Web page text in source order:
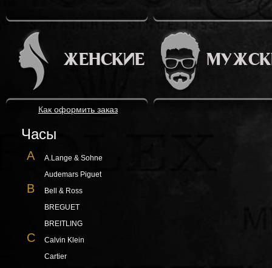
ЖЕНСКИЕ
Как оформить заказ
Часы
A
A.Lange & Sohne
Audemars Piguet
B
Bell & Ross
BREGUET
BREITLING
C
Calvin Klein
Cartier